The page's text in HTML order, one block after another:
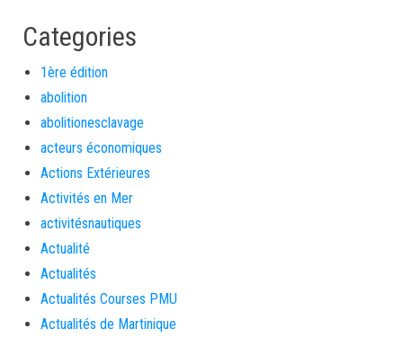
Categories
1ère édition
abolition
abolitionesclavage
acteurs économiques
Actions Extérieures
Activités en Mer
activitésnautiques
Actualité
Actualités
Actualités Courses PMU
Actualités de Martinique